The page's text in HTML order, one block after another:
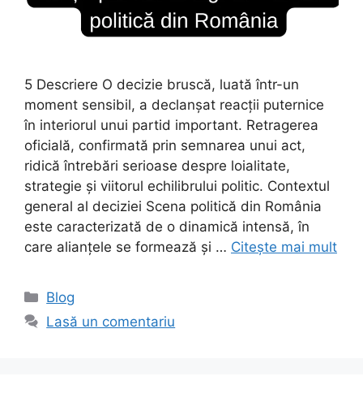
5 Descriere O decizie bruscă, luată într-un
moment sensibil, a declanșat reacții puternice
în interiorul unui partid important. Retragerea
oficială, confirmată prin semnarea unui act,
ridică întrebări serioase despre loialitate,
strategie și viitorul echilibrului politic. Contextul
general al deciziei Scena politică din România
este caracterizată de o dinamică intensă, în
care alianțele se formează și … Citește mai mult
Categorii
Blog
Lasă un comentariu